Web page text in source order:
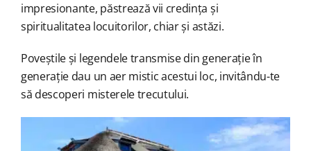
impresionante, păstrează vii credința și
spiritualitatea locuitorilor, chiar și astăzi.
Poveștile și legendele transmise din generație în
generație dau un aer mistic acestui loc, invitându-te
să descoperi misterele trecutului.